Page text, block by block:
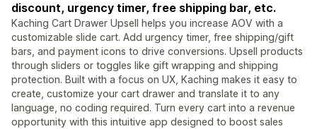
discount, urgency timer, free shipping bar, etc.
Kaching Cart Drawer Upsell helps you increase AOV with a
customizable slide cart. Add urgency timer, free shipping/gift
bars, and payment icons to drive conversions. Upsell products
through sliders or toggles like gift wrapping and shipping
protection. Built with a focus on UX, Kaching makes it easy to
create, customize your cart drawer and translate it to any
language, no coding required. Turn every cart into a revenue
opportunity with this intuitive app designed to boost sales